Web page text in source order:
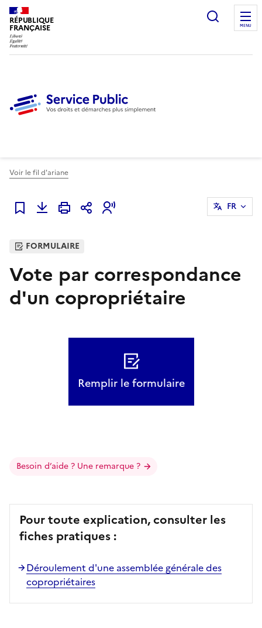
RÉPUBLIQUE
FRANÇAISE
Ouvrir
MENU
Voir le fil d'ariane
Ajouter à mes favoris
FR
FORMULAIRE
Vote par correspondance
d'un copropriétaire
Remplir le formulaire
Besoin d’aide ? Une remarque ?
Pour toute explication, consulter les
fiches pratiques :
Déroulement d'une assemblée générale des
copropriétaires